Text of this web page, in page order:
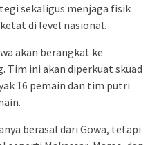
sekaligus menjaga fisik
di level nasional.
akan berangkat ke
Tim ini akan diperkuat skuad
16 pemain dan tim putri
berasal dari Gowa, tetapi